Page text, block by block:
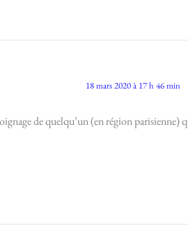
18 mars 2020 à 17 h 46 min
de quelqu’un (en région parisienne)